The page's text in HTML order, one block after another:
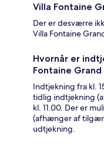
Villa Fontaine
Der er desværre
Villa Fontaine
Hvornår er
Fontaine
Indtjekning fra kl.
tidlig indtjekning
kl. 11.00. Der er
(afhænger af
udtjekning.